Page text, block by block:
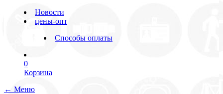
Новости
цены-опт
Способы оплаты
0
Корзина
← Меню